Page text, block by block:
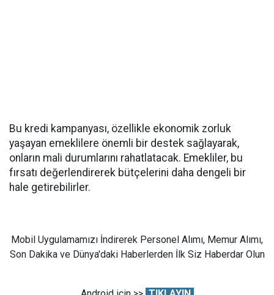
Bu kredi kampanyası, özellikle ekonomik zorluk
yaşayan emeklilere önemli bir destek sağlayarak,
onların mali durumlarını rahatlatacak. Emekliler, bu
fırsatı değerlendirerek bütçelerini daha dengeli bir
hale getirebilirler.
Mobil Uygulamamızı İndirerek Personel Alımı, Memur Alımı,
Son Dakika ve Dünya'daki Haberlerden İlk Siz Haberdar Olun